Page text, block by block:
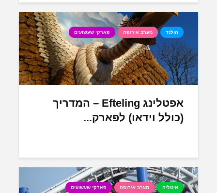
הולנד מערב אירופה פארקי שעשועים
אפטלינג Efteling – המדריך
(כולל וידאו) לפארק...
איטליה מערב אירופה פארקי שעשועים